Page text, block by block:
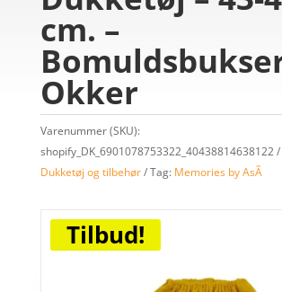
cm. –
Okker
Varenummer (SKU):
shopify_DK_6901078753322_40438814638122
Dukketøj og tilbehør
Tag: Memories by AsÃ­
Tilbud!